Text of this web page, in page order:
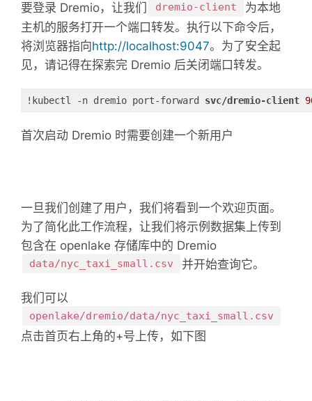
要登录 Dremio，让我们 dremio-client
为本地
主机的服务打开一个端口转发。 执行以下命令后，
将浏览器指向http://localhost:9047。 为了安全起
见，请记得在探索完 Dremio 后关闭端口转发。
!kubectl -n dremio port-forward svc/dremio-client
首次启动 Dremio 时需要创建一个新用户
一旦我们创建了用户，我们将看到一个欢迎页面。
为了简化此工作流程，让我们将示例数据集上传到
包含在 openlake 存储库中的 Dremio
data/nyc_taxi_small.csv 并开始查询它。
我们可以
openlake/dremio/data/nyc_taxi_small.csv
点击首页右上角的+号上传，如下图